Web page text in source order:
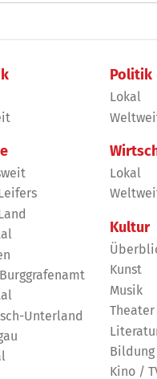
Unterland
Politik
Lokal
Lokal
Kultur
Kunst
Musik
Theater
Bildung
Kino /